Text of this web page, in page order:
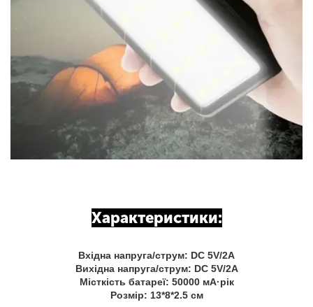
Характеристики:
Вхідна напруга/струм: DC 5V/2A
Вихідна напруга/струм: DC 5V/2A
Місткість батареї: 50000 мА·рік
Розмір: 13*8*2.5 см